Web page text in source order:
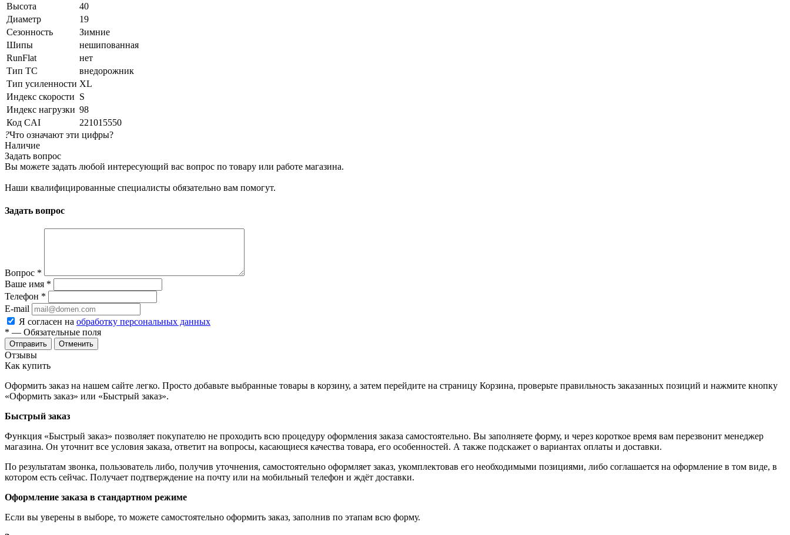
Высота
40
Диаметр
19
Сезонность
Зимние
Шипы
нешипованная
RunFlat
нет
Тип ТС
внедорожник
Тип усиленности XL
Индекс скорости S
Индекс нагрузки 98
Код CAI
221015550
?Что означают эти цифры?
Наличие
Задать вопрос
Вы можете задать любой интересующий вас вопрос по товару или работе магазина.
Наши квалифицированные специалисты обязательно вам помогут.
Задать вопрос
Вопрос *
Ваше имя *
Телефон *
E-mail
Я согласен на обработку персональных данных
* — Обязательные поля
Отменить
Отзывы
Как купить
Оформить заказ на нашем сайте легко. Просто добавьте выбранные товары в корзину, а затем перейдите на страницу Корзина, проверьте правильность заказанных позиций и нажмите кнопку
«Оформить заказ» или «Быстрый заказ».
Быстрый заказ
Функция «Быстрый заказ» позволяет покупателю не проходить всю процедуру оформления заказа самостоятельно. Вы заполняете форму, и через короткое время вам перезвонит менеджер
магазина. Он уточнит все условия заказа, ответит на вопросы, касающиеся качества товара, его особенностей. А также подскажет о вариантах оплаты и доставки.
По результатам звонка, пользователь либо, получив уточнения, самостоятельно оформляет заказ, укомплектовав его необходимыми позициями, либо соглашается на оформление в том виде, в
котором есть сейчас. Получает подтверждение на почту или на мобильный телефон и ждёт доставки.
Оформление заказа в стандартном режиме
Если вы уверены в выборе, то можете самостоятельно оформить заказ, заполнив по этапам всю форму.